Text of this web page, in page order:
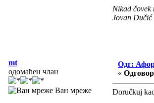
Nikad čovek
Jovan Dučić
mt
одомаћен члан
Ван мреже
Одг:
«
Doručkuj